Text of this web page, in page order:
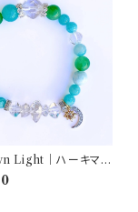
Light｜ハーキマー
・アマゾナイト ブレ
AQUARYLIS